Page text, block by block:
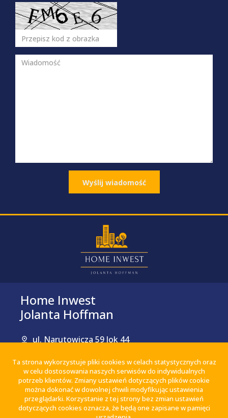
Home Inwest
Jolanta Hoffman
ul. Narutowicza 59 lok 44
+48 503 70 77 70
biuro@homeinwest.pl
Ta strona wykorzystuje pliki cookies w celach statystycznych oraz
w celu dostosowania naszych serwisów do indywidualnych
potrzeb klientów. Zmiany ustawień dotyczących plików cookie
można dokonać w dowolnej chwili modyfikując ustawienia
przeglądarki. Korzystanie z tej strony bez zmian ustawień
dotyczących cookies oznacza, że będą one zapisane w pamięci